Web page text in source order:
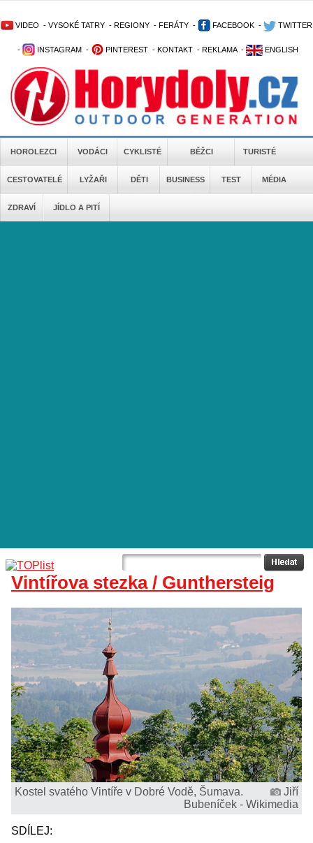
VIDEO - VYSOKÉ TATRY - REGIONY - FERÁTY - FACEBOOK - TWITTER
- INSTAGRAM - PINTEREST - KONTAKT - REKLAMA - ENGLISH
HOROLEZCI VODÁCI CYKLISTÉ BĚŽCI TURISTÉ
CESTOVATELÉ LYŽAŘI DĚTI BUSINESS TEST MÉDIA
ZDRAVÍ JÍDLO A PITÍ
Vintířova stezka / Gunthersteig
Kostel svatého Vintíře v Dobré Vodě, Šumava.
Jiří
Bubeníček - Wikimedia
SDÍLEJ: